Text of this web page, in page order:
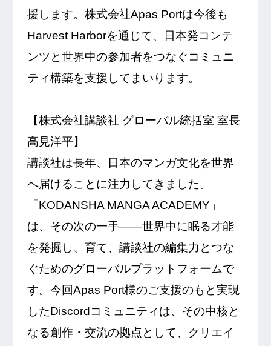
援します。株式会社Apas Portは今後も
Harvest Harborを通じて、日本発コンテ
ンツと世界中の参加者をつなぐコミュニ
ティ構築を支援してまいります。
【株式会社講談社 グローバル統括室 室長
高見洋平】
講談社は長年、日本のマンガ文化を世界
へ届けることに注力してきました。
「KODANSHA MANGA ACADEMY」
は、その次の一手——世界中に眠る才能
を発掘し、育て、講談社の編集力とつな
ぐためのグローバルプラットフォームで
す。今回Apas Port様のご支援のもと実現
したDiscordコミュニティは、その中核と
なる創作・交流の拠点として、クリエイ